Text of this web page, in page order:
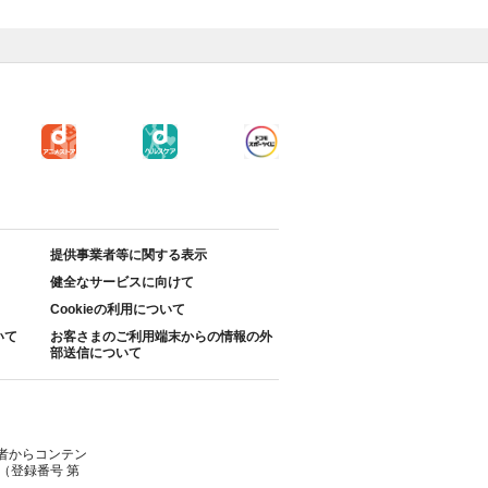
提供事業者等に関する表示
健全なサービスに向けて
Cookieの利用について
て
お客さまのご利用端末からの情報の外
部送信について
からコンテン
登録番号 第